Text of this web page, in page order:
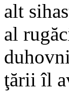
alt
al
ţării îl